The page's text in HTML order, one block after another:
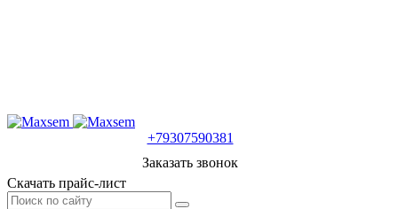
+79307590381
Заказать звонок
Скачать прайс-лист